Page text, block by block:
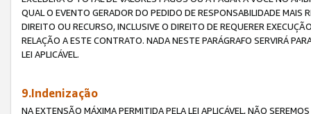
QUAL O EVENTO GERADOR DO PEDIDO DE RESPONSABILIDADE
DIREITO OU RECURSO, INCLUSIVE O DIREITO DE REQUERER
RELAÇÃO A ESTE CONTRATO. NADA NESTE PARÁGRAFO SERVIRÁ
LEI APLICÁVEL.
9.Indenização
NA EXTENSÃO MÁXIMA PERMITIDA PELA LEI APLICÁVEL, NÃO